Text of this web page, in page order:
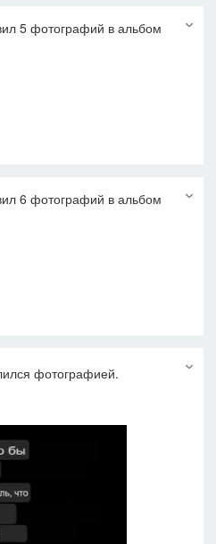
5 фотографий в альбом
6 фотографий в альбом
фотографией.